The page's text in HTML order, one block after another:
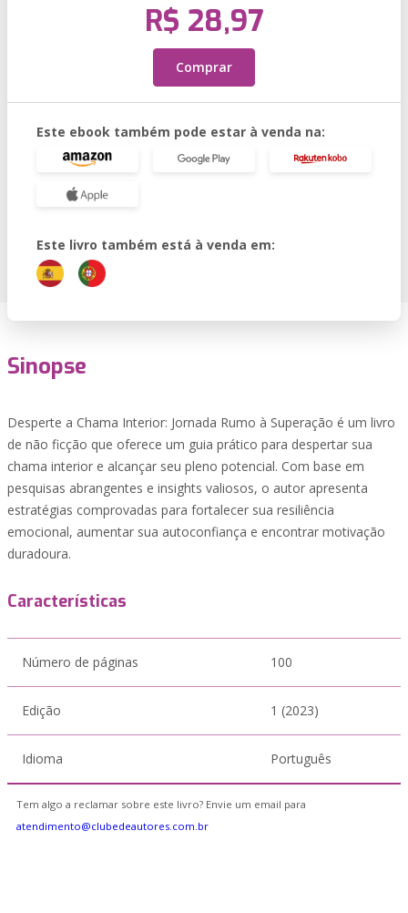
R$ 28,97
Comprar
Este ebook também pode estar à venda na:
Este livro também está à venda em:
Sinopse
Desperte a Chama Interior: Jornada Rumo à Superação é um livro
de não ficção que oferece um guia prático para despertar sua
chama interior e alcançar seu pleno potencial. Com base em
pesquisas abrangentes e insights valiosos, o autor apresenta
estratégias comprovadas para fortalecer sua resiliência
emocional, aumentar sua autoconfiança e encontrar motivação
duradoura.
Características
Número de páginas 100
Edição 1 (2023)
Idioma Português
Tem algo a reclamar sobre este livro? Envie um email para
atendimento@clubedeautores.com.br